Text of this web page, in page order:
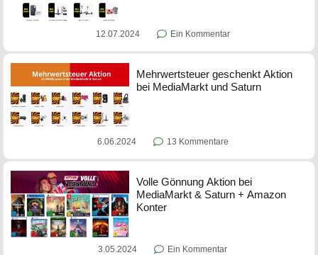
12.07.2024 Ein Kommentar
Mehrwertsteuer geschenkt Aktion
bei MediaMarkt und Saturn
6.06.2024 13 Kommentare
Volle Gönnung Aktion bei
MediaMarkt & Saturn + Amazon
Konter
3.05.2024 Ein Kommentar